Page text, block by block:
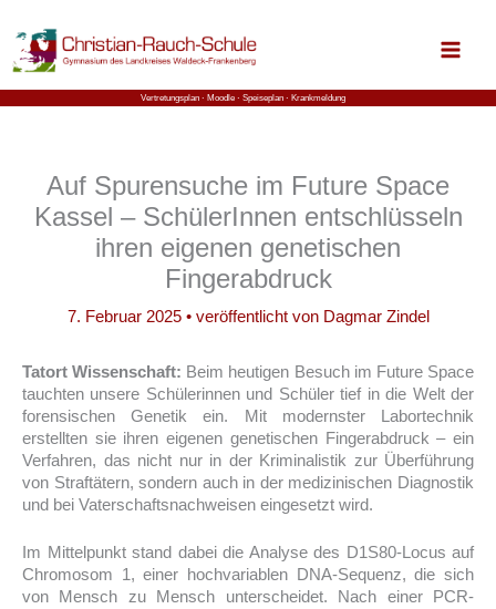
Inhalt
springen
Vertretungsplan ⋅ Moodle ⋅ Speiseplan ⋅ Krankmeldung
Auf Spurensuche im Future Space
Kassel – SchülerInnen entschlüsseln
ihren eigenen genetischen
Fingerabdruck
7. Februar 2025 • veröffentlicht von Dagmar Zindel
Tatort Wissenschaft: Beim heutigen Besuch im Future Space
tauchten unsere Schülerinnen und Schüler tief in die Welt der
forensischen Genetik ein. Mit modernster Labortechnik
erstellten sie ihren eigenen genetischen Fingerabdruck – ein
Verfahren, das nicht nur in der Kriminalistik zur Überführung
von Straftätern, sondern auch in der medizinischen Diagnostik
und bei Vaterschaftsnachweisen eingesetzt wird.
Im Mittelpunkt stand dabei die Analyse des D1S80-Locus auf
Chromosom 1, einer hochvariablen DNA-Sequenz, die sich
von Mensch zu Mensch unterscheidet. Nach einer PCR-